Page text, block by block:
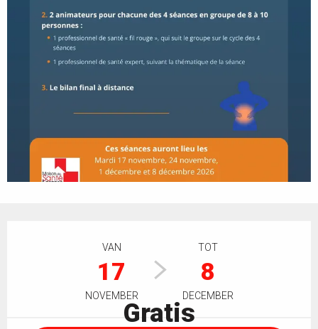
VAN
17
NOVEMBER
TOT
8
DECEMBER
Gratis